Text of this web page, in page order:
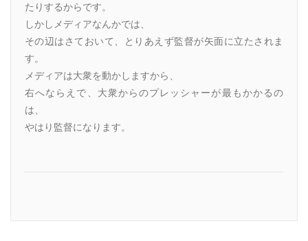
たりするからです。
しかしメディアなんかでは、
その辺はさておいて、とりあえず監督が矢面に立たされま
す。
メディアは大衆を動かしますから、
右へならえで、大衆からのプレッシャーが最もかかるの
は、
やはり監督になります。